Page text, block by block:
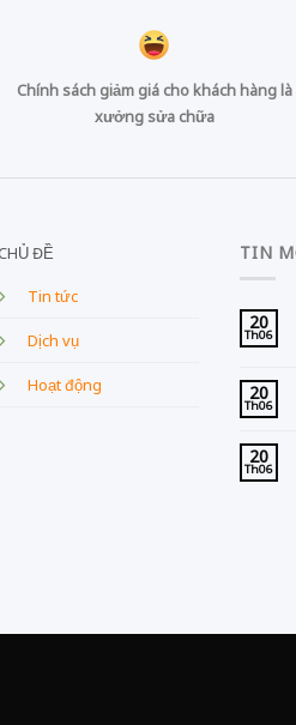
Chính sách giảm giá cho khách hàng là
xưởng sửa chữa
ĐỀ
Tin tức
Dịch vụ
Hoạt động
TIN
20
Th06
20
Th06
20
Th06